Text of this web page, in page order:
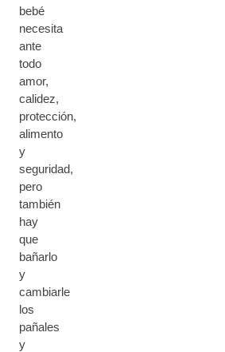
bebé
necesita
ante
todo
amor,
calidez,
protección,
alimento
y
seguridad,
pero
también
hay
que
bañarlo
y
cambiarle
los
pañales
y